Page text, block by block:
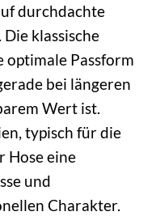
durchdachte
klassische
Passform
bei längeren
Wert ist.
typisch für die
Hose eine
und
Charakter.